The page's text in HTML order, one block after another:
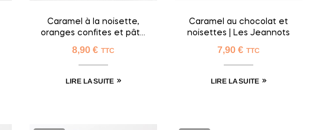
Caramel à la noisette,
oranges confites et pâte
d’amande | La
Réconfortante
8,90 € TTC
LIRE LA SUITE
Caramel au chocolat et
noisettes | Les Jeannots
7,90 € TTC
LIRE LA SUITE